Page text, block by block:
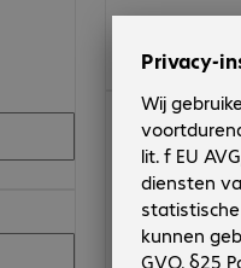
€ 1.114,00